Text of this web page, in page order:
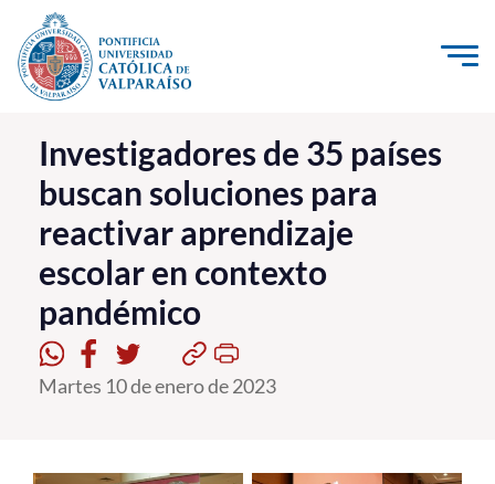
Click acá para ir directamente al contenido
La Universidad
Investigación, Creación e Innovación
PUCV Internacional
Vinculación con el Medio
Admisión
Pregrado
Investigadores de 35 países
buscan soluciones para
reactivar aprendizaje
escolar en contexto
pandémico
Martes 10 de enero de 2023